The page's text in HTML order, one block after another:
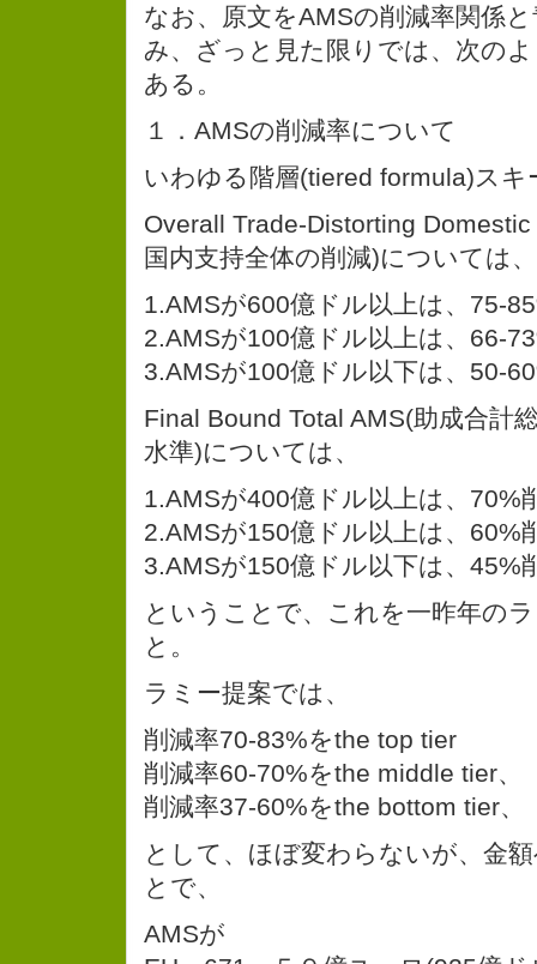
なお、原文をAMSの削減率関係
み、ざっと見た限りでは、次の
ある。
１．AMSの削減率について
いわゆる階層(tiered formula)スキ
Overall Trade-Distorting
国内支持全体の削減)については、
1.AMSが600億ドル以上は、75-
2.AMSが100億ドル以上は、66-
3.AMSが100億ドル以下は、50-
Final Bound Total AMS(助成合計
水準)については、
1.AMSが400億ドル以上は、70%
2.AMSが150億ドル以上は、60%
3.AMSが150億ドル以下は、45%
ということで、これを一昨年の
と。
ラミー提案では、
削減率70-83%をthe top tier
削減率60-70%をthe middle tier、
削減率37-60%をthe bottom tier、
として、ほぼ変わらないが、金
とで、
AMSが